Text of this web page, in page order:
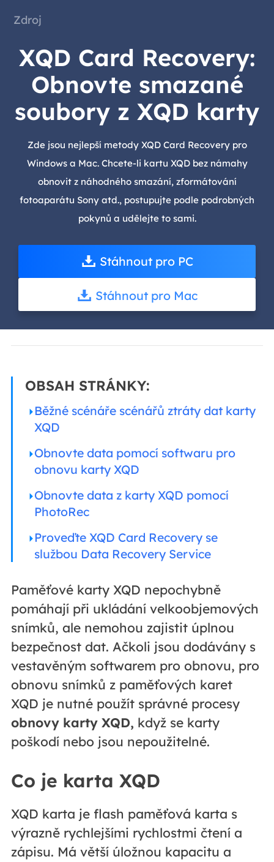
Zdroj
XQD Card Recovery:
Obnovte smazané
soubory z XQD karty
Zde jsou nejlepší metody XQD Card Recovery pro
Windows a Mac. Chcete-li kartu XQD bez námahy
obnovit z náhodného smazání, zformátování
fotoaparátu Sony atd., postupujte podle podrobných
pokynů a udělejte to sami.
Stáhnout pro PC
Stáhnout pro Mac
OBSAH STRÁNKY:
Běžné scénáře scénářů ztráty dat karty
XQD
Obnovte data pomocí softwaru pro
obnovu karty XQD
Obnovte data z karty XQD pomocí
PhotoRec
Proveďte XQD Card Recovery se
službou Data Recovery Service
Paměťové karty XQD nepochybně
pomáhají při ukládání velkoobjemových
snímků, ale nemohou zajistit úplnou
bezpečnost dat. Ačkoli jsou dodávány s
vestavěným softwarem pro obnovu, pro
obnovu snímků z paměťových karet
XQD je nutné použít správné procesy
obnovy karty XQD, když se karty
poškodí nebo jsou nepoužitelné.
Co je karta XQD
XQD karta je flash paměťová karta s
výrazně rychlejšími rychlostmi čtení a
zápisu. Má větší úložnou kapacitu a